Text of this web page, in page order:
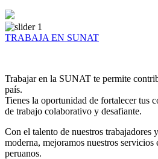
TRABAJA EN SUNAT
Trabajar en la SUNAT te permite
país.
Tienes la oportunidad de fortalecer tus
de trabajo colaborativo y desafiante.
Con el talento de nuestros trabajadores
moderna, mejoramos nuestros
peruanos.